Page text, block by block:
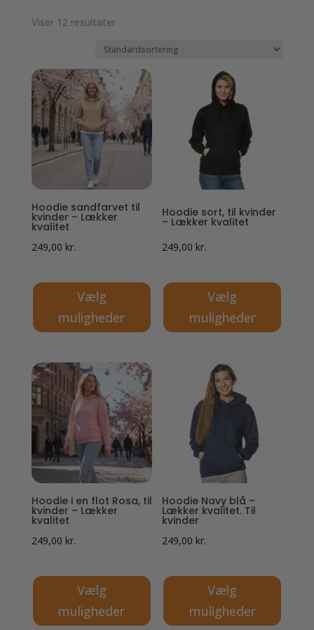
Viser 12 resultater
Hoodie sandfarvet til
kvinder – Lækker
kvalitet
249,00 kr.
Vælg
muligheder
vare
har
flere
varianter.
Mulighederne
kan
vælges
på
varesiden
Hoodie sort, til kvinder
– Lækker kvalitet
249,00 kr.
Vælg
muligheder
varianter.
Mulighederne
varesiden
Hoodie i en flot Rosa, til
kvinder – Lækker
kvalitet
249,00 kr.
Vælg
muligheder
Hoodie Navy blå –
Lækker kvalitet. Til
kvinder
249,00 kr.
Vælg
muligheder